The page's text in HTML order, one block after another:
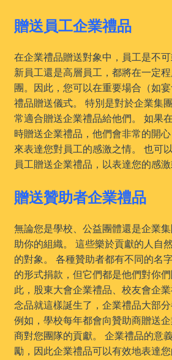
贈送員工企業禮品
在企業禮品贈送對象中，員工是不
新員工還是高層員工，都將在一定
團。因此，您可以在重要場合（如
禮品贈送儀式。 特別是對於企業集
常適合贈送企業禮品給他們。 如果
時贈送企業禮品，他們會非常的開
來表達您對員工的感激之情。 也可
員工贈送企業禮品，以表達您的感激
贈送贊助者企業禮品
無論您是學校、公益團體還是企業
助你的組織。 這些樂於貢獻的人自
的對象。 各種贊助者都有不同的名
的形式捐款，但它們都是他們對你
此，股東大會企業禮品、校友會企
念品就這樣誕生了，企業禮品大部分
例如，學校每年都會向贊助商贈送
商對您團隊的貢獻。 企業禮品的意
勵，因此企業禮品可以有效地表達您